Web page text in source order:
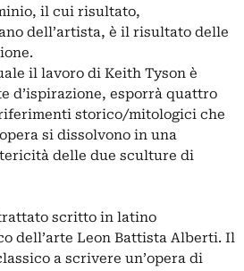
il cui risultato,
dell’artista, è il risultato delle
il lavoro di Keith Tyson è
d’ispirazione, esporrà quattro
storico/mitologici che
si dissolvono in una
delle due sculture di
scritto in latino
dell’arte Leon Battista Alberti. Il
a scrivere un’opera di